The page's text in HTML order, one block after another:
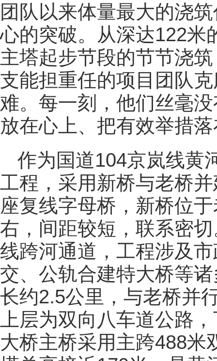
团队以来体量最大的浇
心的突破。从深达122米
主塔起步节段的节节浇
支能担重任的项目团队
难。每一刻，他们丝毫
放在心上、把有效举措
作为国道104京岚线黄
工程，采用新桥与老桥
座复线字母桥，新桥位
右，间距较短，联系密
线跨河通道，工程涉及
交、公轨合建特大桥等
长约2.5公里，与老桥并
上层为双向八车道公路
大桥主桥采用主跨488米